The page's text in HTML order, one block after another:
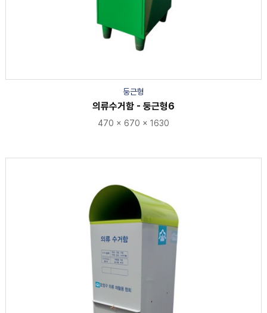
둥근형
의류수거함 - 둥근형6
470 × 670 × 1630